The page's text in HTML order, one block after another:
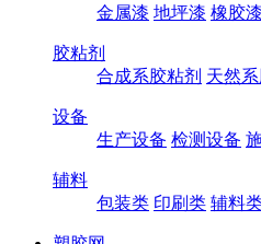
金属漆 地坪漆 橡胶漆
胶粘剂
合成系胶粘剂 天然
设备
生产设备 检测设备
辅料
包装类 印刷类 辅料